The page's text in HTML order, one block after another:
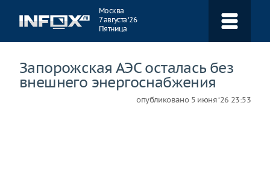
Москва
7 августа ‘26
Пятница
Запорожская АЭС осталась без
внешнего энергоснабжения
опубликовано 5 июня ‘26 23:53